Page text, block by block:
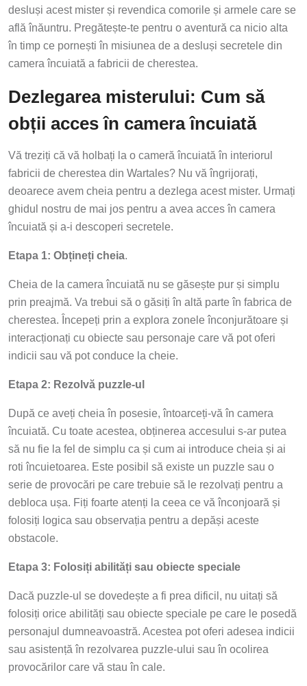
desluși acest mister și revendica comorile și armele care se
află înăuntru. Pregătește-te pentru o aventură ca nicio alta
în timp ce pornești în misiunea de a desluși secretele din
camera încuiată a fabricii de cherestea.
Dezlegarea misterului: Cum să
obții acces în camera încuiată
Vă treziți că vă holbați la o cameră încuiată în interiorul
fabricii de cherestea din Wartales? Nu vă îngrijorați,
deoarece avem cheia pentru a dezlega acest mister. Urmați
ghidul nostru de mai jos pentru a avea acces în camera
încuiată și a-i descoperi secretele.
Etapa 1: Obțineți cheia.
Cheia de la camera încuiată nu se găsește pur și simplu
prin preajmă. Va trebui să o găsiți în altă parte în fabrica de
cherestea. Începeți prin a explora zonele înconjurătoare și
interacționați cu obiecte sau personaje care vă pot oferi
indicii sau vă pot conduce la cheie.
Etapa 2: Rezolvă puzzle-ul
După ce aveți cheia în posesie, întoarceți-vă în camera
încuiată. Cu toate acestea, obținerea accesului s-ar putea
să nu fie la fel de simplu ca și cum ai introduce cheia și ai
roti încuietoarea. Este posibil să existe un puzzle sau o
serie de provocări pe care trebuie să le rezolvați pentru a
debloca ușa. Fiți foarte atenți la ceea ce vă înconjoară și
folosiți logica sau observația pentru a depăși aceste
obstacole.
Etapa 3: Folosiți abilități sau obiecte speciale
Dacă puzzle-ul se dovedește a fi prea dificil, nu uitați să
folosiți orice abilități sau obiecte speciale pe care le posedă
personajul dumneavoastră. Acestea pot oferi adesea indicii
sau asistență în rezolvarea puzzle-ului sau în ocolirea
provocărilor care vă stau în cale.